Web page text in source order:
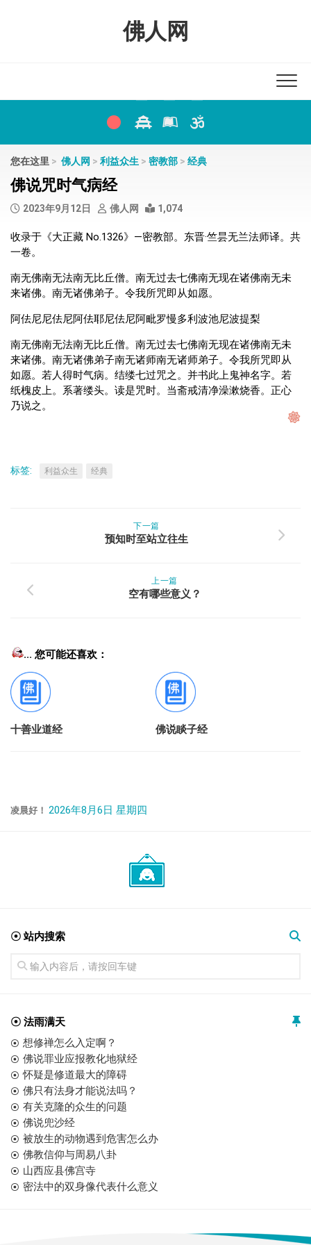
佛人网
您在这里 > 佛人网 > 利益众生 > 密教部 > 经典
佛说咒时气病经
2023年9月12日 佛人网 1,074
收录于《大正藏 No.1326》—密教部。东晋·竺昙无兰法师译。共
一卷。
南无佛南无法南无比丘僧。南无过去七佛南无现在诸佛南无未
来诸佛。南无诸佛弟子。令我所咒即从如愿。
阿佉尼尼佉尼阿佉耶尼佉尼阿毗罗慢多利波池尼波提梨
南无佛南无法南无比丘僧。南无过去七佛南无现在诸佛南无未
来诸佛。南无诸佛弟子南无诸师南无诸师弟子。令我所咒即从
如愿。若人得时气病。结缕七过咒之。并书此上鬼神名字。若
纸槐皮上。系著缕头。读是咒时。当斋戒清净澡漱烧香。正心
乃说之。
标签: 利益众生 经典
下一篇
预知时至站立往生
上一篇
空有哪些意义？
... 您可能还喜欢：
十善业道经 佛说睒子经
凌晨好！ 2026年8月6日 星期四
☉ 站内搜索
☉ 法雨满天
想修禅怎么入定啊？
佛说罪业应报教化地狱经
怀疑是修道最大的障碍
佛只有法身才能说法吗？
有关克隆的众生的问题
佛说兜沙经
被放生的动物遇到危害怎么办
佛教信仰与周易八卦
山西应县佛宫寺
密法中的双身像代表什么意义